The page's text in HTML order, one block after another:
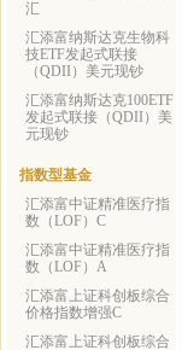
汇
汇添富纳斯达克生物科
技ETF发起式联接
（QDII）美元现钞
汇添富纳斯达克100ETF
发起式联接（QDII）美
元现钞
指数型基金
汇添富中证精准医疗指
数（LOF）C
汇添富中证精准医疗指
数（LOF）A
汇添富上证科创板综合
价格指数增强C
汇添富上证科创板综合